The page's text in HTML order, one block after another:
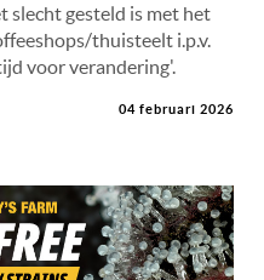
gesteld is met het
thuisteelt i.p.v.
voor verandering'.
04 februari 2026